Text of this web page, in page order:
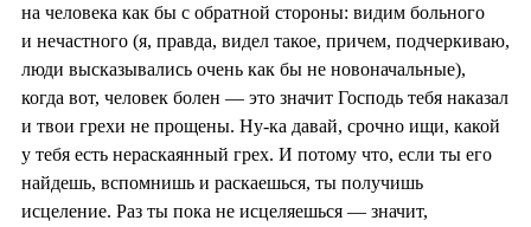
на человека как бы с обратной стороны: видим больного
и нечастного (я, правда, видел такое, причем, подчеркиваю,
люди высказывались очень как бы не новоначальные),
когда вот, человек болен — это значит Господь тебя наказал
и твои грехи не прощены. Ну-ка давай, срочно ищи, какой
у тебя есть нераскаянный грех. И потому что, если ты его
найдешь, вспомнишь и раскаешься, ты получишь
исцеление. Раз ты пока не исцеляешься — значит,